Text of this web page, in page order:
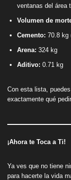
ventanas del área
Volumen de
Cemento: 70.8 kg
Arena: 324 kg
Aditivo: 0.71 kg
Con esta lista,
exactamente qué pedir.
¡Ahora te Toca a Ti!
Ya ves que no tiene
para hacerte la vida